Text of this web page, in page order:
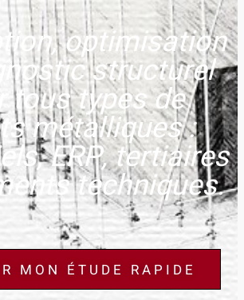
optimisation
structurel
tous types de
métalliques :
ERP, tertiaires
techniques.
MON ÉTUDE RAPIDE